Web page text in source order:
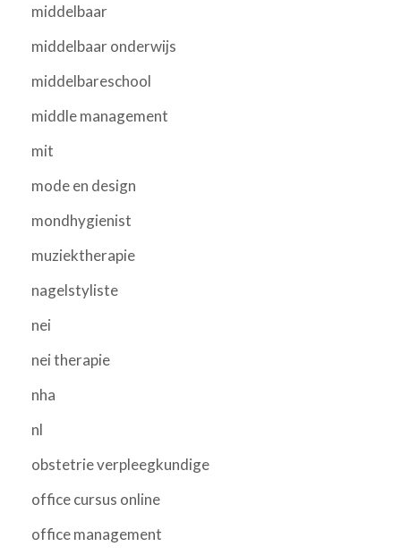
middelbaar
middelbaar onderwijs
middelbareschool
middle management
mit
mode en design
mondhygienist
muziektherapie
nagelstyliste
nei
nei therapie
nha
nl
obstetrie verpleegkundige
office cursus online
office management